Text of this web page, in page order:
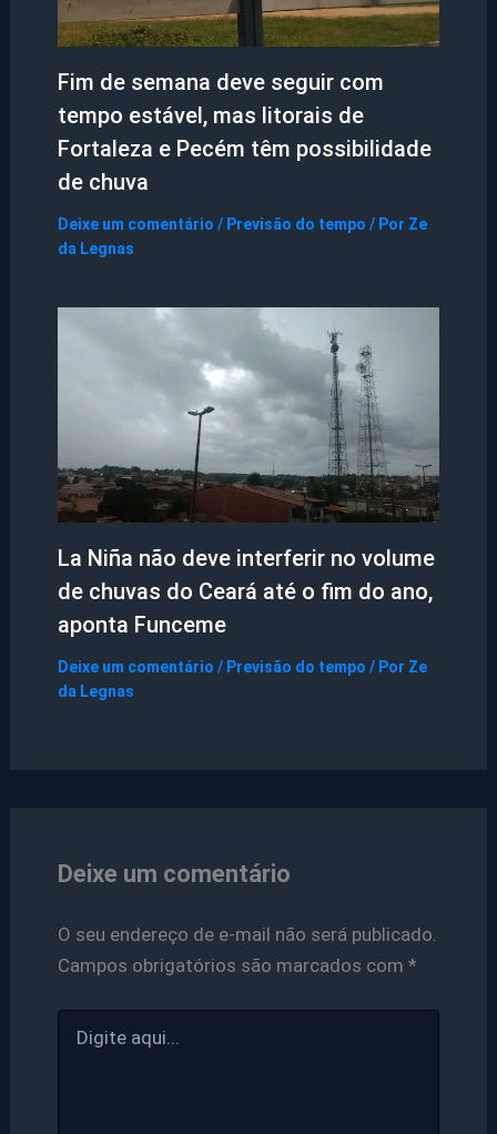
Fim de semana deve seguir com
tempo estável, mas litorais de
Fortaleza e Pecém têm possibilidade
de chuva
Deixe um comentário / Previsão do tempo / Por Ze
da Legnas
La Niña não deve interferir no volume
de chuvas do Ceará até o fim do ano,
aponta Funceme
Deixe um comentário / Previsão do tempo / Por Ze
da Legnas
Deixe um comentário
O seu endereço de e-mail não será publicado.
Campos obrigatórios são marcados com *
aqui...